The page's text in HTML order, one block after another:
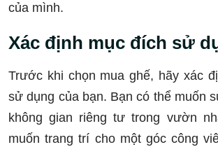
của mình.
Xác định mục đích sử
Trước khi chọn mua ghế, hãy xác
sử dụng của bạn. Bạn có thể muốn
không gian riêng tư trong vườn
muốn trang trí cho một góc công